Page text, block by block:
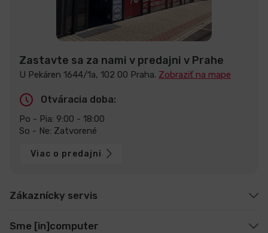
Zastavte sa za nami v predajni v Prahe
U Pekáren 1644/1a, 102 00 Praha. Zobraziť na mape
Otváracia doba:
Po - Pia: 9:00 - 18:00
So - Ne: Zatvorené
Viac o predajni
Zákaznícky servis
Sme [in]computer